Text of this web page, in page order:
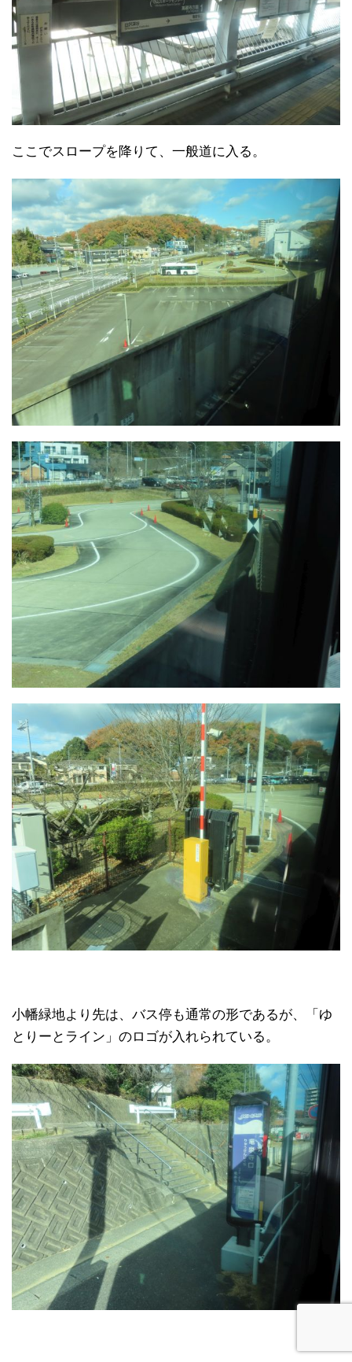
ここでスロープを降りて、一般道に入る。
小幡緑地より先は、バス停も通常の形であるが、「ゆ
とりーとライン」のロゴが入れられている。